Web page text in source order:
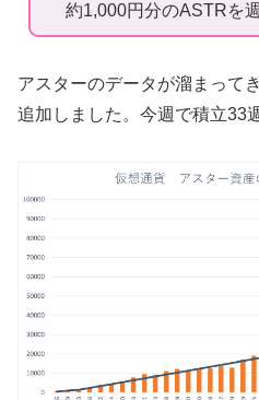
約1,000円分のASTRを
アスターのデータが溜まって
追加しました。今週で積立33